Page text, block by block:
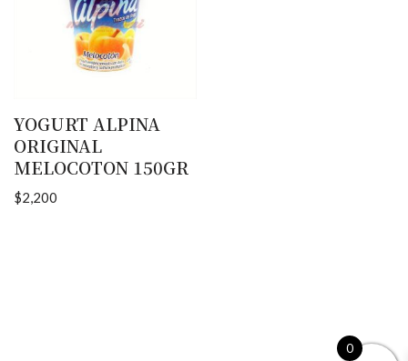
YOGURT ALPINA
ORIGINAL
MELOCOTON 150GR
$2,200
0